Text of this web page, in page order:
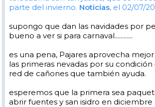
parte del invierno. Noticias, el 02/07/
supongo que dan las navidades por
bueno a ver si para carnaval............
es una pena, Pajares aprovecha
las primeras nevadas por su condición
red de cañones que también ayuda.
esperemos que la primera sea
abrir fuentes y san isidro en diciembre